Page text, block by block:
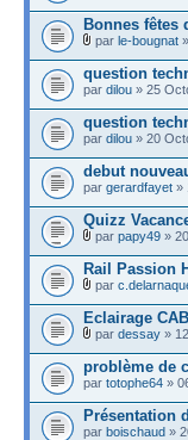
Bonnes fêtes
par le-bougnat
question
par dilou » 25
question
par dilou » 20
debut
par gerardfayet »
Quizz
par papy49 »
Rail Passion
par
Eclairage
par dessay »
problème de
par totophe64 »
Présentation
par boischaud »